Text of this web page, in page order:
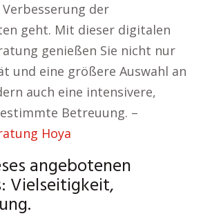
der
geht. Mit dieser digitalen
genießen Sie nicht nur
und eine größere Auswahl an
auch eine intensivere,
Betreuung. –
Hoya
angebotenen
Vielseitigkeit,